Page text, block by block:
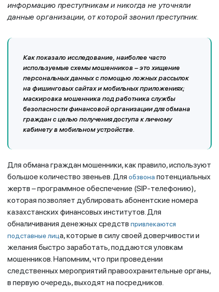
информацию преступникам и никогда не уточняли
данные организации, от которой звонил преступник.
Как показало исследование, наиболее часто
используемые схемы мошенников – это хищение
персональных данных с помощью ложных рассылок
на фишинговых сайтах и мобильных приложениях;
маскировка мошенника под работника службы
безопасности финансовой организации для обмана
граждан с целью получения доступа к личному
кабинету в мобильном устройстве.
Для обмана граждан мошенники, как правило, используют
большое количество звеньев. Для обзвона потенциальных
жертв – программное обеспечение (SIP-телефонию),
которая позволяет дублировать абонентские номера
казахстанских финансовых институтов. Для
обналичивания денежных средств привлекаются
подставные лица, которые в силу своей доверчивости и
желания быстро заработать, поддаются уловкам
мошенников. Напомним, что при проведении
следственных мероприятий правоохранительные органы,
в первую очередь, выходят на посредников.